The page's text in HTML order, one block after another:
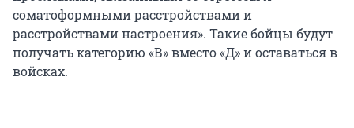
соматоформными расстройствами и
расстройствами настроения». Такие бойцы будут
получать категорию «В» вместо «Д» и оставаться в
войсках.